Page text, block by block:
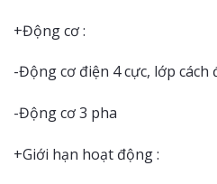
+Động cơ :
-Động cơ điện 4 cực, lớp cách
-Động cơ 3 pha
+Giới hạn hoạt động :